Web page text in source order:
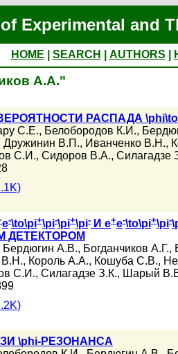
Experimental and
HOME SEARCH AUTHORS
А.А."
РАСПАДА
С.Е., Белобородов К.И.,
Дружинин В.П., Иванченко В.Н.,
С.И., Сидоров В.А., Силагадзе
e-\to\pi+\pi-\pi+\pi- И e+e-\to\pi+\pi-
ДЕТЕКТОРОМ
Бердюгин А.В., Богданчиков А.Г.,
В.Н., Король А.А., Кошуба С.В.,
С.И., Силагадзе З.К., Шарый
\phi-РЕЗОНАНСА